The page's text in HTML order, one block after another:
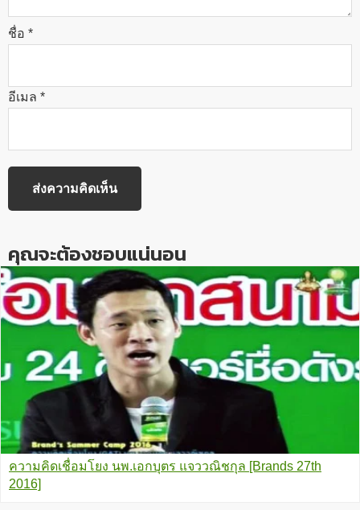
ชื่อ *
อีเมล *
คุณจะต้องชอบแน่นอน
ความคิดเชื่อมโยง นพ.เอกบุตร แจววณิชกุล [Brands 27th
2016]